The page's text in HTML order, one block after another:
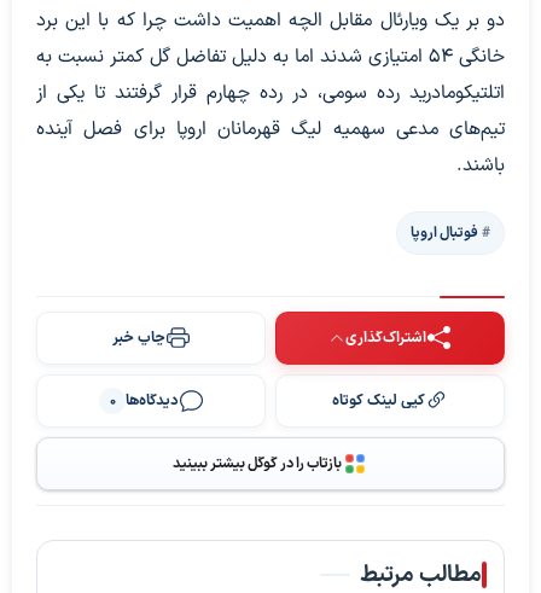
دو بر یک ویارئال مقابل الچه اهمیت داشت چرا که با این برد
خانگی ۵۴ امتیازی شدند اما به دلیل تفاضل گل کمتر نسبت به
اتلتیکومادرید رده سومی، در رده چهارم قرار گرفتند تا یکی از
تیم‌های مدعی سهمیه لیگ قهرمانان اروپا برای فصل آینده
باشند.
فوتبال اروپا
اشتراک‌گذاری چاپ خبر
کپی لینک کوتاه دیدگاه‌ها 0
بازتاب را در گوگل بیشتر ببینید
مطالب مرتبط